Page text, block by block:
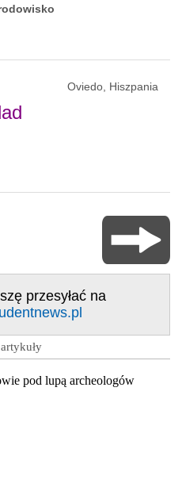
Oviedo, Hiszpania
przesyłać na
pod lupą archeologów